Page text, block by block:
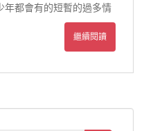
都會有的短暫的過多情
繼續閱讀